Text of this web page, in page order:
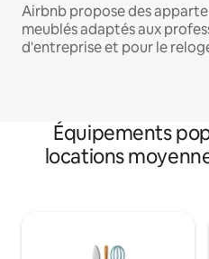
Airbnb propose des
meublés adaptés aux
d'entreprise et pour le
Équipements
locations